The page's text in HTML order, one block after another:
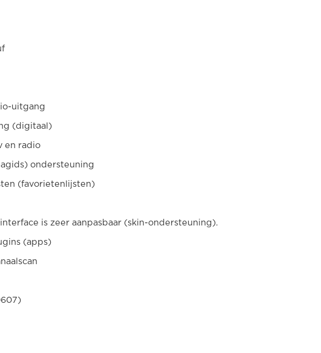
uitgang
(digitaal)
en radio
ondersteuning
(favorietenlijsten)
is zeer aanpasbaar (skin-ondersteuning).
(apps)